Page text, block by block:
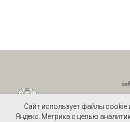
Сайт использует файлы cookie
Яндекс. Метрика с целью